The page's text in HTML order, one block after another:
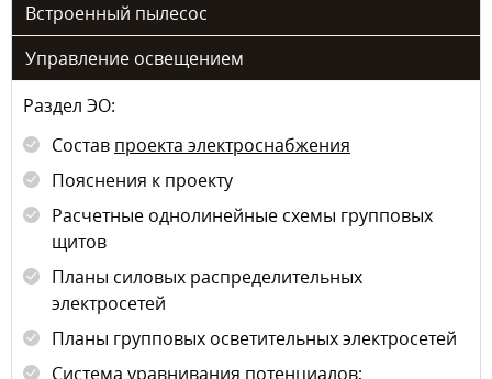
Встроенный пылесос
Управление освещением
Раздел ЭО:
Состав проекта электроснабжения
Пояснения к проекту
Расчетные однолинейные схемы групповых
щитов
Планы силовых распределительных
электросетей
Планы групповых осветительных электросетей
Система уравнивания потенциалов;